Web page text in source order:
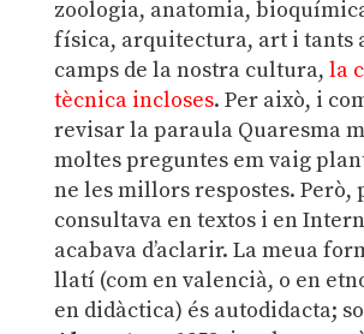
zoologia, anatomia,
física, arquitectura, art i tants
camps de la nostra cultura, la
tècnica incloses. Per això, i
revisar la paraula Quaresma
moltes preguntes em vaig
ne les millors respostes. Però,
consultava en textos i en
acabava d’aclarir. La meua
llatí (com en valencià, o en
en didàctica) és autodidacta;